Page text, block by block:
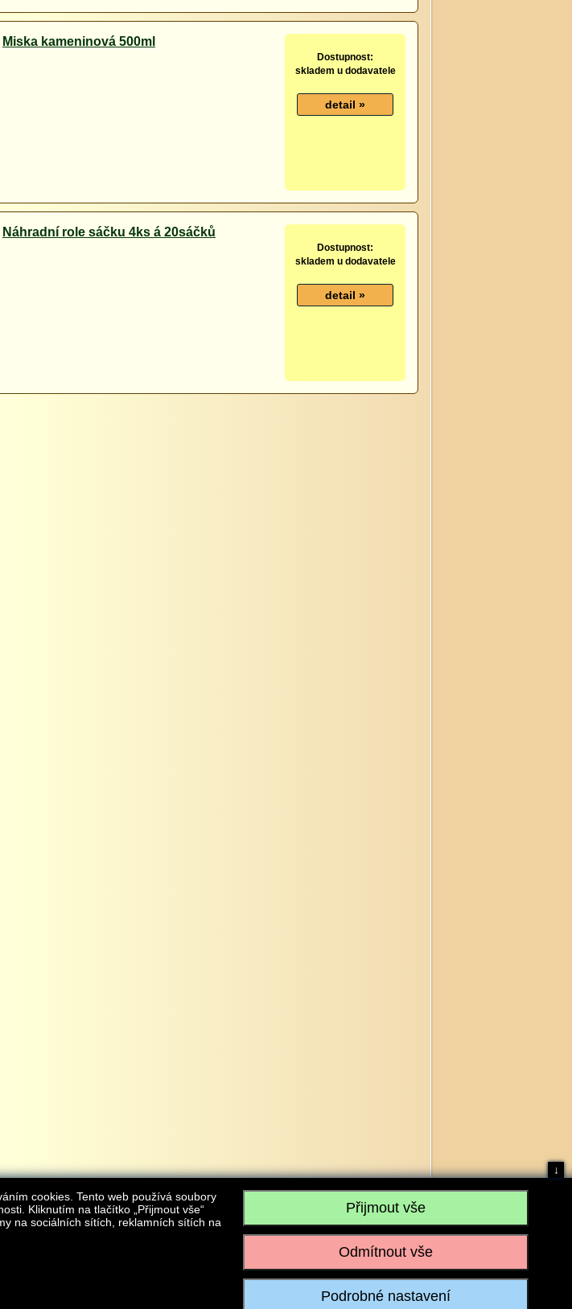
Miska kameninová 500ml
Dostupnost:
skladem u dodavatele
Náhradní role sáčku 4ks á 20sáčků
Dostupnost:
skladem u dodavatele
je AGROMARKET IRSI s.r.o., IČO: 28304845, se sídlem č.p. 17, 768 75 Loukov
Realizace:w-software.com
cookies. Tento web používá soubory
Kliknutím na tlačítko „Přijmout vše“
na sociálních sítích, reklamních sítích na
↓